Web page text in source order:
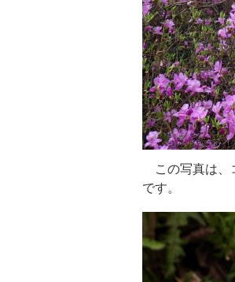
この写真は、
です。